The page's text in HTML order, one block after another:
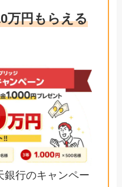
万円もらえる
銀行のキャンペー